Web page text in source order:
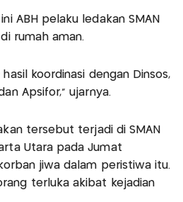
ABH pelaku ledakan SMAN
rumah aman.
koordinasi dengan Dinsos,
Apsifor," ujarnya.
tersebut terjadi di SMAN
Utara pada Jumat
jiwa dalam peristiwa itu.
terluka akibat kejadian